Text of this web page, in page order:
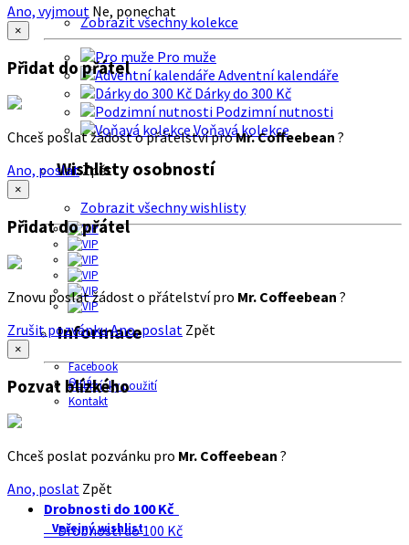
Zobrazit všechny kolekce
Pro muže
Adventní kalendáře
Dárky do 300 Kč
Podzimní nutnosti
Voňavá kolekce
Wishlisty osobností
Zobrazit všechny wishlisty
Informace
Facebook
O nás
Podmínky použití
Kontakt
Ano, vyjmout Ne, ponechat
×
Přidat do přátel
Chceš poslat žádost o přátelství proMr. Coffeebean ?
Ano, poslatZpět
×
Přidat do přátel
Znovu poslat žádost o přátelství pro Mr. Coffeebean ?
Zrušit pozvánkuAno, poslat Zpět
×
Pozvat blízkého
Chceš poslat pozvánku pro Mr. Coffeebean ?
Ano, poslat Zpět
Drobnosti do 100 Kč
Veřejný wishlist
Drobnosti do 100 Kč